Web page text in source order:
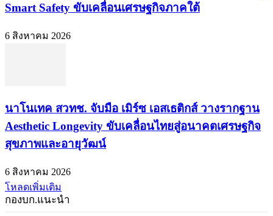
Smart Safety ขับเคลื่อนเศรษฐกิจภาคใต้
6 สิงหาคม 2026
นาโนเทค สวทช. จับมือ เมิร์ซ เอสเธติกส์ วางรากฐาน
Aesthetic Longevity ขับเคลื่อนไทยสู่อนาคตเศรษฐกิจ
สุขภาพและอายุวัฒน์
6 สิงหาคม 2026
โหลดเพิ่มเติม
กองบก.แนะนำ